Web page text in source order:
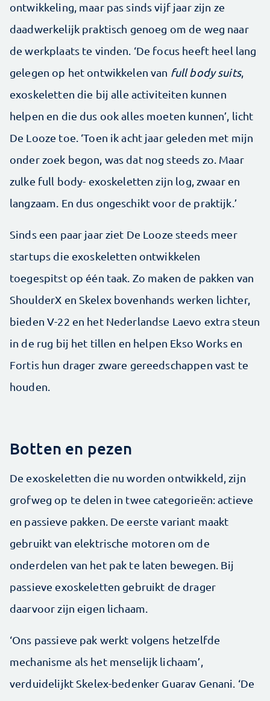
ontwikkeling, maar pas sinds vijf jaar zijn ze
daadwerkelijk praktisch genoeg om de weg naar
de werkplaats te vinden. ‘De focus heeft heel lang
gelegen op het ontwikkelen van full body suits,
exoskeletten die bij alle activiteiten kunnen
helpen en die dus ook alles moeten kunnen’, licht
De Looze toe. ‘Toen ik acht jaar geleden met mijn
onder zoek begon, was dat nog steeds zo. Maar
zulke full body- exoskeletten zijn log, zwaar en
langzaam. En dus ongeschikt voor de praktijk.’
Sinds een paar jaar ziet De Looze steeds meer
startups die exoskeletten ontwikkelen
toegespitst op één taak. Zo maken de pakken van
ShoulderX en Skelex bovenhands werken lichter,
bieden V-22 en het Nederlandse Laevo extra steun
in de rug bij het tillen en helpen Ekso Works en
Fortis hun drager zware gereedschappen vast te
houden.
Botten en pezen
De exoskeletten die nu worden ontwikkeld, zijn
grofweg op te delen in twee categorieën: actieve
en passieve pakken. De eerste variant maakt
gebruikt van elektrische motoren om de
onderdelen van het pak te laten bewegen. Bij
passieve exoskeletten gebruikt de drager
daarvoor zijn eigen lichaam.
‘Ons passieve pak werkt volgens hetzelfde
mechanisme als het menselijk lichaam’,
verduidelijkt Skelex-bedenker Guarav Genani. ‘De